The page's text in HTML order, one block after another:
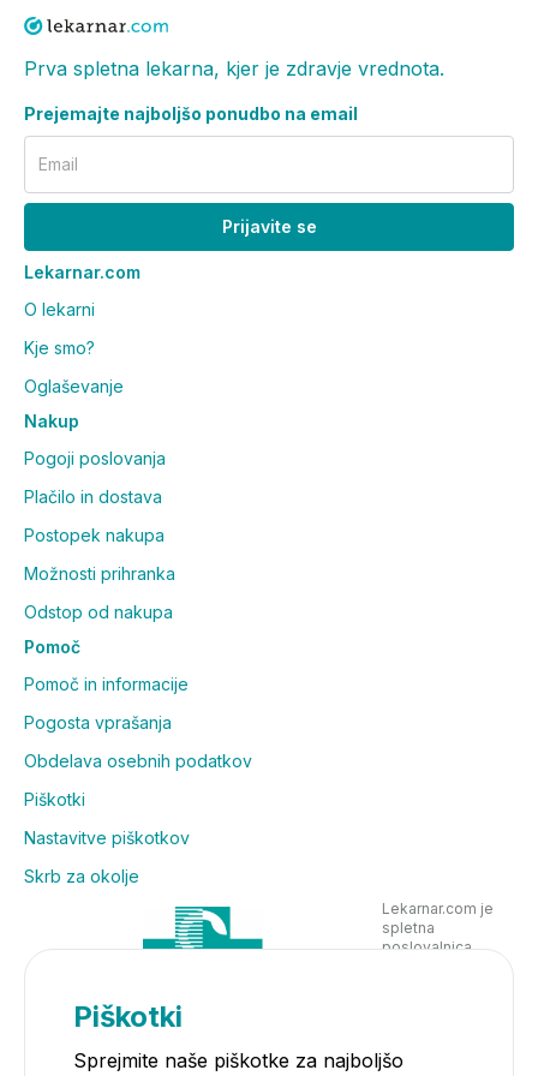
Prva spletna lekarna, kjer je zdravje vrednota.
Prejemajte najboljšo ponudbo na email
Email
Prijavite se
Lekarnar.com
O lekarni
Kje smo?
Oglaševanje
Nakup
Pogoji poslovanja
Plačilo in dostava
Postopek nakupa
Možnosti prihranka
Odstop od nakupa
Pomoč
Pomoč in informacije
Pogosta vprašanja
Obdelava osebnih podatkov
Piškotki
Nastavitve piškotkov
Skrb za okolje
Lekarnar.com je
spletna
poslovalnica
Piškotki
Sprejmite naše piškotke za najboljšo